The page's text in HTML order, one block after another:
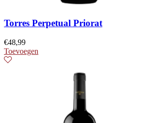
Torres Perpetual Priorat
€48,99
Toevoegen